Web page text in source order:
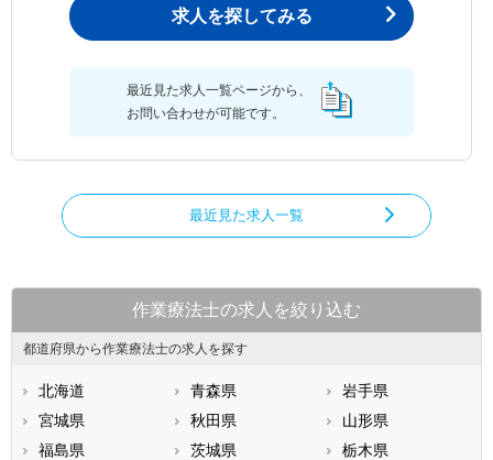
求人を探してみる
最近見た求人一覧ページから、
お問い合わせが可能です。
最近見た求人一覧
作業療法士の求人を絞り込む
都道府県から作業療法士の求人を探す
北海道 青森県
岩手県
宮城県
秋田県
山形県
福島県
茨城県
栃木県